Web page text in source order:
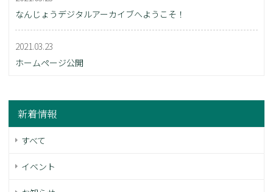
なんじょうデジタルアーカイブへようこそ！
2021.03.23
ホームページ公開
新着情報
すべて
イベント